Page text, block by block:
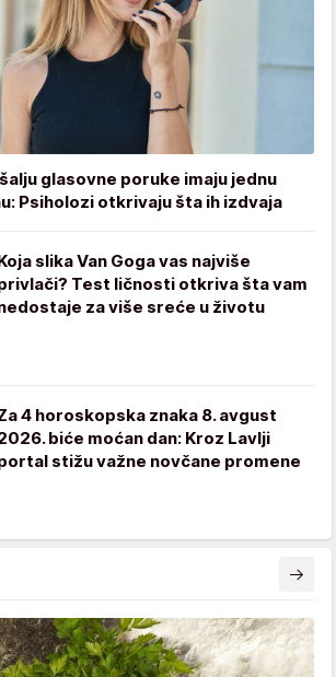
glasovne poruke imaju jednu
Psiholozi otkrivaju šta ih izdvaja
slika Van Goga vas najviše
Test ličnosti otkriva šta vam
za više sreće u životu
4 horoskopska znaka 8. avgust
biće moćan dan: Kroz Lavlji
stižu važne novčane promene